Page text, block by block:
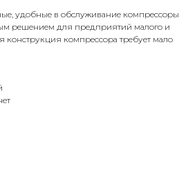
удобные в обслуживание компрессоры
решением для предприятий малого и
конструкция компрессора требует мало